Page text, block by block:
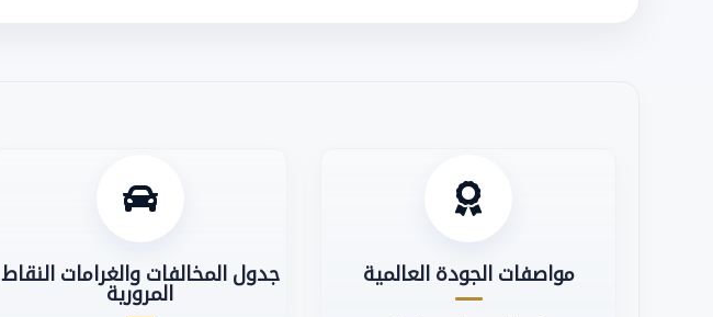
مواصفات الجودة العالمية
جدول المخالفات والغرامات النقاط
المرورية